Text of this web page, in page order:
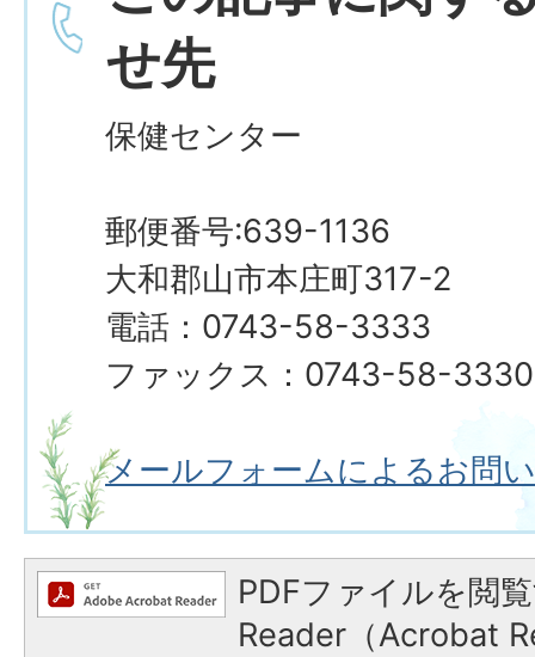
せ先
保健センター
郵便番号:639-1136
大和郡山市本庄町317-2
電話：0743-58-3333
ファックス：0743-58-3330
メールフォームによるお問
PDFファイルを閲
Reader（Acrobat